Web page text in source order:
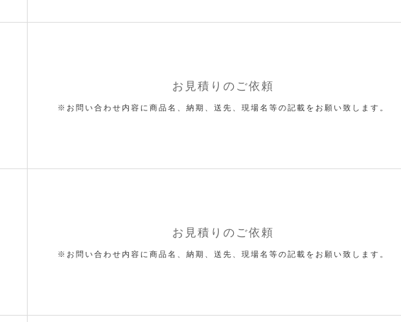
お見積りのご依頼
※お問い合わせ内容に商品名、納期、送先、現場名等の記載をお願い致します。
お見積りのご依頼
※お問い合わせ内容に商品名、納期、送先、現場名等の記載をお願い致します。